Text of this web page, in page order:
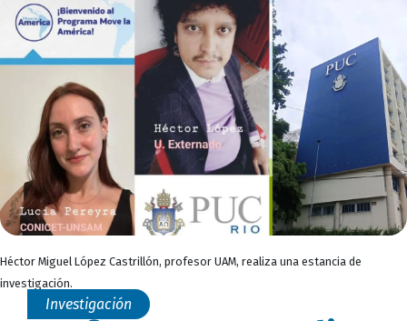
Héctor Miguel López Castrillón, profesor UAM, realiza una estancia de
investigación.
Investigación